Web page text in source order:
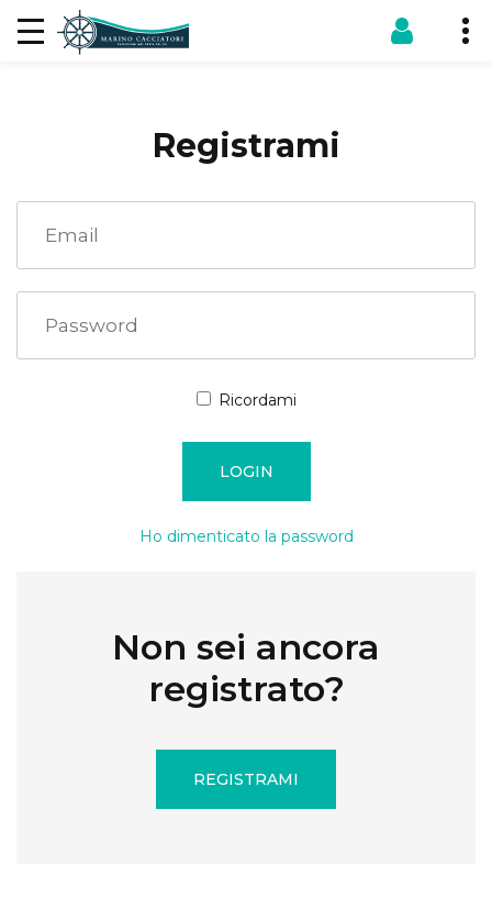
Registrami
Ricordami
Ho dimenticato la password
Non sei ancora
registrato?
REGISTRAMI